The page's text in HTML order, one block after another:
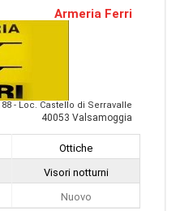
Armeria Ferri
- Loc. Castello di Serravalle
40053 Valsamoggia
Ottiche
Visori notturni
Nuovo